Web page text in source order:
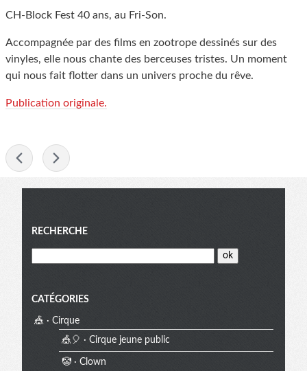
CH-Block Fest 40 ans, au Fri-Son.
Accompagnée par des films en zootrope dessinés sur des
vinyles, elle nous chante des berceuses tristes. Un moment
qui nous fait flotter dans un univers proche du rêve.
Publication originale.
Menu
RECHERCHE
CATÉGORIES
🎪 · Cirque
🎪🎈 · Cirque jeune public
🤡 · Clown